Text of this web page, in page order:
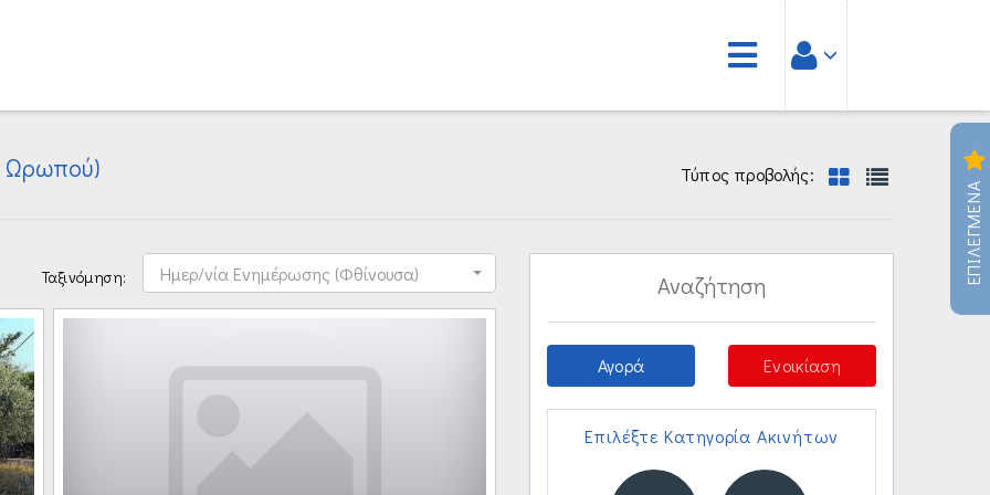
ΕΠΙΛΕΓΜΕΝΑ
Ωρωπού) Τύπος προβολής:
Ταξινόμηση: Ημερ/νία Ενημέρωσης (Φθίνουσα) Αναζήτηση
Αγορά Ενοικίαση
Επιλέξτε Κατηγορία Ακινήτων